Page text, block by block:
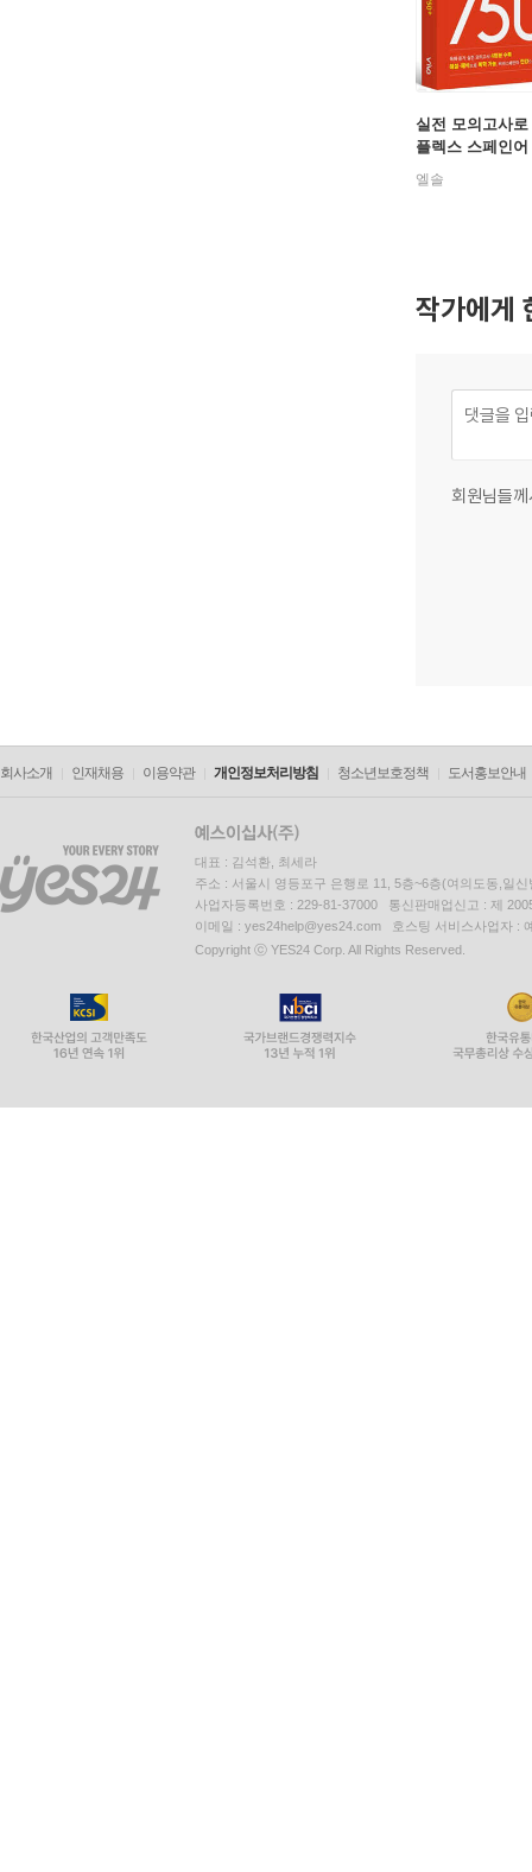
실전 모의고사
플렉스 스페인
엘솔
작가에게
회원님들
회사소개 인재채용 이용약관 개인정보처리방침 청소년보호정책 도서홍보안내
대표 : 김석환, 최세라
주소 : 서울시 영등포구 은행로 11, 5층~6층(여의도동,일신
사업자등록번호 : 229-81-37000 통신판매업신고 : 제
이메일 : yes24help@yes24.com 호스팅 서비스사업자 :
Copyright ⓒ YES24 Corp. All Rights Reserved.